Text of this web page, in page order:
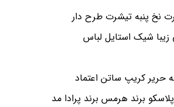
نخ پنبه تیشرت طرح دار
شیک استایل لباس
برند هرمس برند پرادا مد